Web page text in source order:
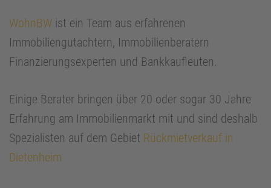
WohnBW ist ein Team aus erfahrenen
Immobiliengutachtern, Immobilienberatern
Finanzierungsexperten und Bankkaufleuten.
Einige Berater bringen über 20 oder sogar 30 Jahre
Erfahrung am Immobilienmarkt mit und sind deshalb
Spezialisten auf dem Gebiet Rückmietverkauf in
Dietenheim